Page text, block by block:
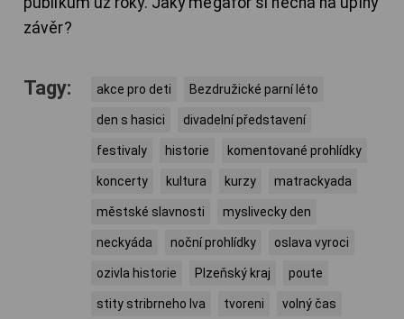
závěr?
Tagy: akce pro deti Bezdružické parní léto
den s hasici divadelní představení
festivaly historie komentované prohlídky
koncerty kultura kurzy matrackyada
městské slavnosti myslivecky den
neckyáda noční prohlídky oslava vyroci
ozivla historie Plzeňský kraj poute
stity stribrneho lva tvoreni volný čas